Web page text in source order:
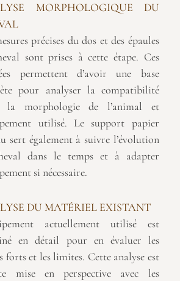
MORPHOLOGIQUE DU
précises du dos et des épaules
sont prises à cette étape. Ces
permettent d’avoir une base
pour analyser la compatibilité
la morphologie de l’animal et
utilisé. Le support papier
sert également à suivre l’évolution
dans le temps et à adapter
si nécessaire.
DU MATÉRIEL EXISTANT
actuellement utilisé est
en détail pour en évaluer les
forts et les limites. Cette analyse est
mise en perspective avec les